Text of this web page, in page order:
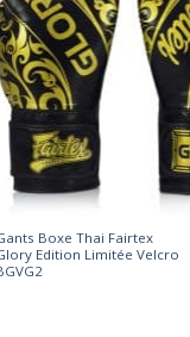
Boxe Thai Fairtex
Edition Limitée Velcro